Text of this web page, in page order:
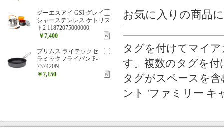
お気に入りの商品
タグを付けてマイ
す。複数のタグを
タグがスペースを
ント 'ファミリー キ
ジーエスアイ GSI グレイ
シャーステンレス ケトリス
ト2 11872075000000
￥7,400
プリムス ライテックセ
ラミックフライパン P-
737420N
￥7,150